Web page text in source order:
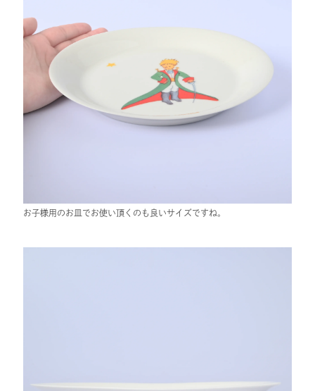
お子様用のお皿でお使い頂くのも良いサイズですね。